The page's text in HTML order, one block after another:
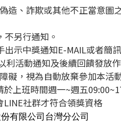
造、詐欺或其他不正當意圖
，不另行通知。
出示中獎通知E-MAIL或者簡
活動通知及後續回饋發放
，視為自動放棄參加本活
上班時間週一~週五
社群才符合領獎資格
有限公司台灣分公司